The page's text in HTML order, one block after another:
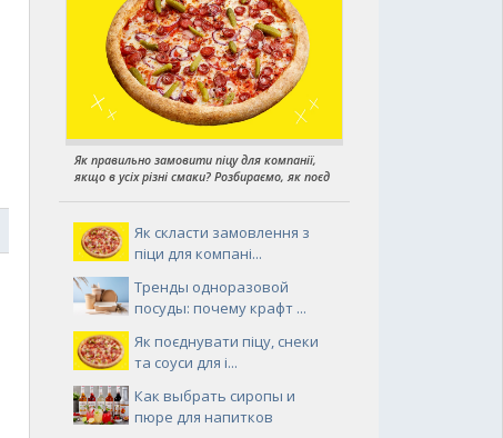
Як правильно замовити піцу для компанії,
якщо в усіх різні смаки? Розбираємо, як поєд
Як скласти замовлення з
піци для компані...
Тренды одноразовой
посуды: почему крафт ...
Як поєднувати піцу, снеки
та соуси для і...
Как выбрать сиропы и
пюре для напитков